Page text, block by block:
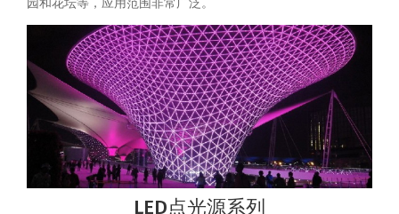
园和花坛等，应用范围非常广泛。
LED点光源系列